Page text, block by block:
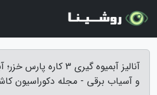
آنالیز آبمیوه گیری 3
و آسیاب برقی - مجله دکوراسیون